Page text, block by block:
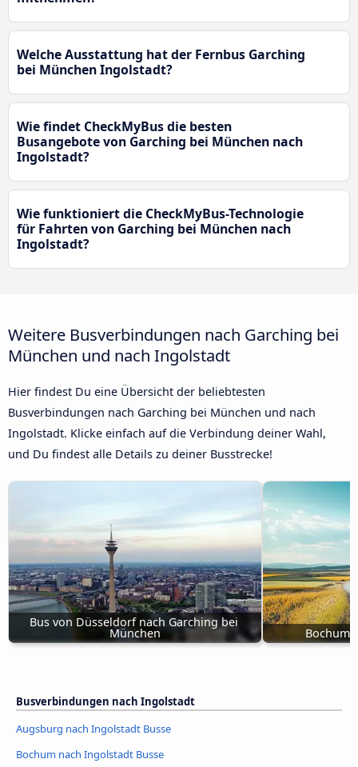
Welche Ausstattung hat der Fernbus Garching
bei München Ingolstadt?
Wie findet CheckMyBus die besten
Busangebote von Garching bei München nach
Ingolstadt?
Wie funktioniert die CheckMyBus-Technologie
für Fahrten von Garching bei München nach
Ingolstadt?
Weitere Busverbindungen nach Garching bei
München und nach Ingolstadt
Hier findest Du eine Übersicht der beliebtesten
Busverbindungen nach Garching bei München und nach
Ingolstadt. Klicke einfach auf die Verbindung deiner Wahl,
und Du findest alle Details zu deiner Busstrecke!
Bus von Düsseldorf nach Garching bei
München Bochum
Busverbindungen nach Ingolstadt
Augsburg nach Ingolstadt Busse
Bochum nach Ingolstadt Busse